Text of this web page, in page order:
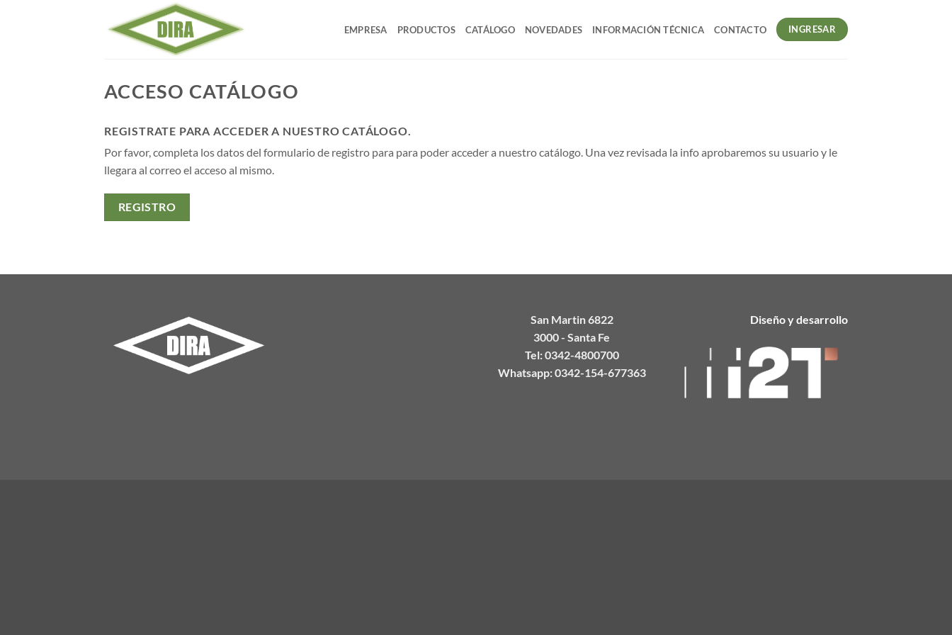
EMPRESA PRODUCTOS CATÁLOGO NOVEDADES INFORMACIÓN TÉCNICA CONTACTO INGRESAR
ACCESO CATÁLOGO
REGISTRATE PARA ACCEDER A NUESTRO CATÁLOGO.
Por favor, completa los datos del formulario de registro para para poder acceder a nuestro catálogo. Una vez revisada la info aprobaremos su usuario y le
llegara al correo el acceso al mismo.
REGISTRO
San Martin 6822
3000 - Santa Fe
Tel: 0342-4800700
Whatsapp: 0342-154-677363
Diseño y desarrollo